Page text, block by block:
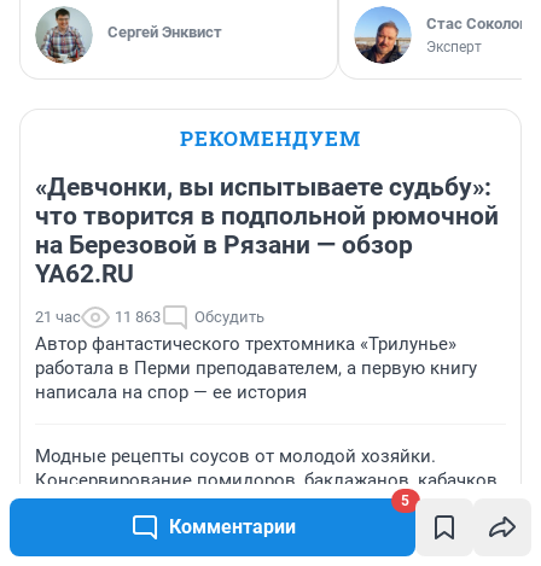
Комментарии
5
Сергей Энквист Стас Соколов
Эксперт
РЕКОМЕНДУЕМ
«Девчонки, вы испытываете судьбу»:
что творится в подпольной рюмочной
на Березовой в Рязани — обзор
YA62.RU
21 час 11 863 Обсудить
Автор фантастического трехтомника «Трилунье»
работала в Перми преподавателем, а первую книгу
написала на спор — ее история
Модные рецепты соусов от молодой хозяйки.
Консервирование помидоров, баклажанов, кабачков
без глутамата натрия — сразу в банки